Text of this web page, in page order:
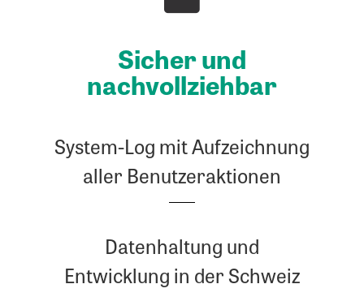
Sicher und
nachvollziehbar
System-Log mit Aufzeichnung
aller Benutzeraktionen
Datenhaltung und
Entwicklung in der Schweiz